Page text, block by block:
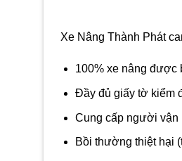
Xe Nâng Thành Phát
100% xe nâng được
Đầy đủ giấy tờ kiểm
Cung cấp người vận
Bồi thường thiệt hại